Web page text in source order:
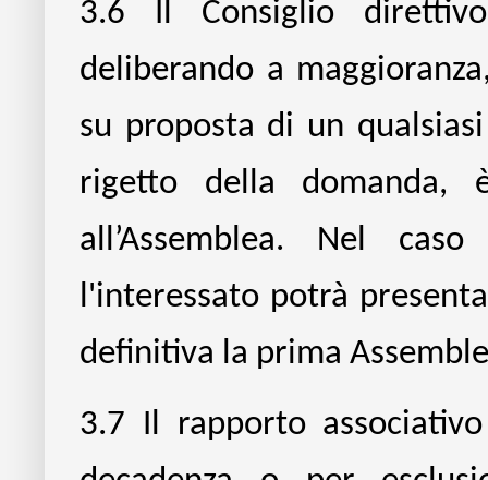
3.6
Il Consiglio
deliberando a
su proposta di un
rigetto della domanda,
all’Assemblea. Nel
l'interessato potrà
definitiva la prima
3.7 Il rapporto